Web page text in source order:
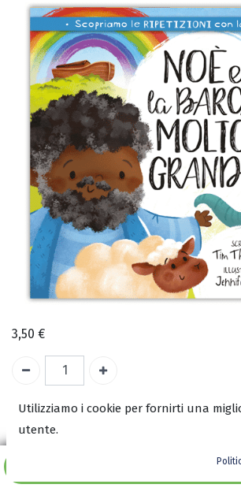
Aggiungi al carrello
3,50 €
A magazzino
Utilizziamo i cookie per fornirti una
utente.